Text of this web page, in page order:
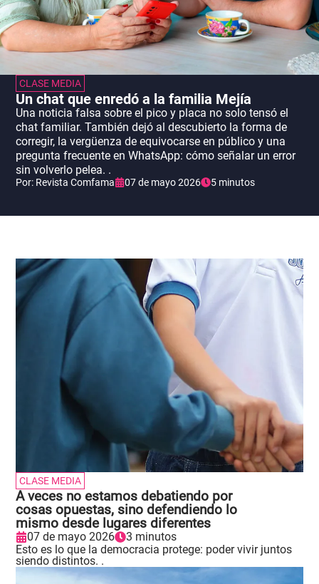
CLASE MEDIA
Un chat que enredó a la familia Mejía
Una noticia falsa sobre el pico y placa no solo tensó el
chat familiar. También dejó al descubierto la forma de
corregir, la vergüenza de equivocarse en público y una
pregunta frecuente en WhatsApp: cómo señalar un error
sin volverlo pelea. .
Por: Revista Comfama 07 de mayo 2026 5 minutos
CLASE MEDIA
A veces no estamos debatiendo por
cosas opuestas, sino defendiendo lo
mismo desde lugares diferentes
07 de mayo 2026
3 minutos
Esto es lo que la democracia protege: poder vivir juntos
siendo distintos. .